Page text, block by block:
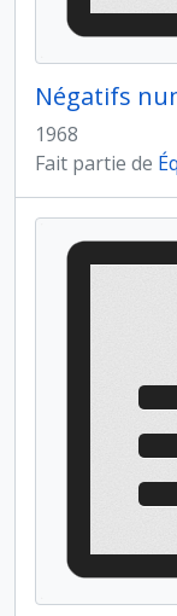
Négatifs
1968
Fait partie de